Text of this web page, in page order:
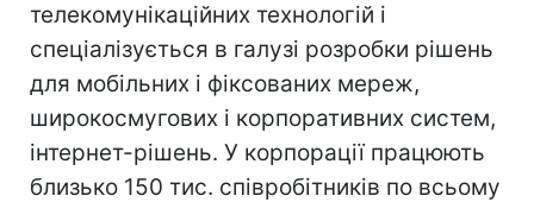
телекомунікаційних технологій і
спеціалізується в галузі розробки рішень
для мобільних і фіксованих мереж,
широкосмугових і корпоративних систем,
інтернет-рішень. У корпорації працюють
близько 150 тис. співробітників по всьому